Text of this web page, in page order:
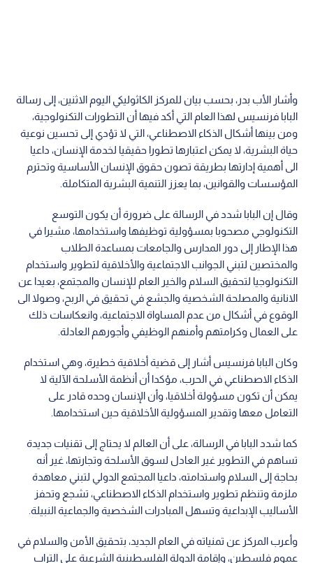
وأشار الأب بدر، بحسب بيان للمركز الكاثوليكي اليوم الاثنين، إلى رسالة
البابا فرنسيس لهذا العام التي أكد فيها أن التطورات التكنولوجية،
ومن بينها أشكال الذكاء الاصطناعي، التي لا تؤدي إلى تحسين نوعية
حياة البشرية، لا يمكن اعتبارها تطورا حقيقيا لخدمة الإنسان، داعيا
الى أهمية إدارتها بطريقة تصون حقوق الإنسان الأساسية وتحترم
المؤسسات والقوانين، بما يعزز التنمية البشرية المتكاملة.
وقال إن البابا شدد في الرسالة على ضرورة أن يكون التوسع
التكنولوجي مصحوبا بمسؤولية توظيفها واستخدامها، مشيرا في
هذا الإطار إلى دور المدارس والجامعات بمساعدة الطلاب
والمختصين لتبني الجوانب الاجتماعية والأخلاقية لتطوير واستخدام
التكنولوجيا لتحقيق السلام والخير العام للإنسان والمجتمع، بعيدا عن
الانانية والمصلحة الشخصية والجشع في تحقيق في الربح، وصولا الى
الوقوع في أشكال من عدم المساواة الاجتماعية، وانعكاسات ذلك
على العمال وكرامتهم وأمنهم الوظيفي وأجورهم العادلة.
وكان البابا فرنسيس أشار إلى قضية أخلاقية خطيرة، وهي استخدام
الذكاء الاصطناعي في الحرب، مؤكدا أن أنظمة الأسلحة الآلية لا
يمكن أن تكون مسؤولة أخلاقيا، وأن الإنسان وحده قادر على
التعامل معها وتقدير المسؤولية الأخلاقية حين استخدامها.
كما شدد البابا في الرسالة، على أن العالم لا يحتاج إلى تقنيات جديدة
تساهم في التطوير غير العادل لسوق الأسلحة وتجارتها، غير أنه
بحاجة إلى السلام واستدامته، داعيا المجتمع الدولي لتبني معاهدة
ملزمة وتنظم تطوير واستخدام الذكاء الاصطناعي، تشجع وتحفز
الأساليب الإبداعية وتسهل المبادرات الشخصية والجماعية النبيلة.
وأعرب المركز عن تمنياته في العام الجديد، بتحقيق الأمن والسلام في
عموم فلسطين، وإقامة الدولة الفلسطينية الشرعية على التراب